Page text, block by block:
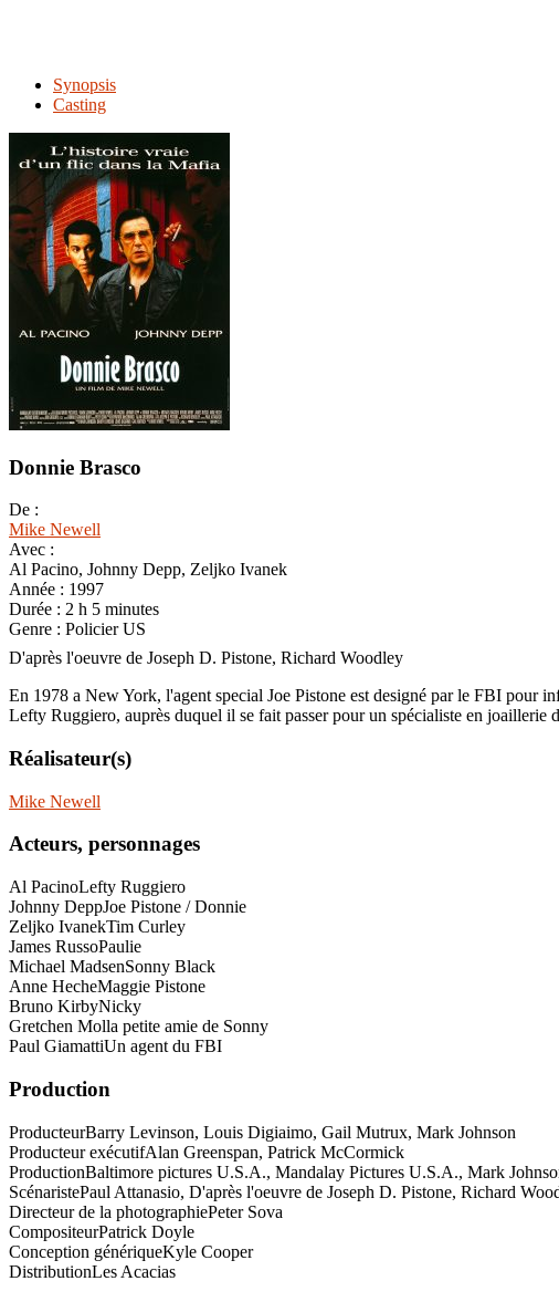
Synopsis
Casting
Donnie Brasco
De :
Mike Newell
Avec :
Al Pacino, Johnny Depp, Zeljko Ivanek
Année : 1997
Durée : 2 h 5 minutes
Genre : Policier US
D'après l'oeuvre de Joseph D. Pistone, Richard Woodley
En 1978 a New York, l'agent special Joe Pistone est designé par le FBI pour
Lefty Ruggiero, auprès duquel il se fait passer pour un spécialiste en
Réalisateur(s)
Mike Newell
Acteurs, personnages
Al PacinoLefty Ruggiero
Johnny DeppJoe Pistone / Donnie
Zeljko IvanekTim Curley
James RussoPaulie
Michael MadsenSonny Black
Anne HecheMaggie Pistone
Bruno KirbyNicky
Gretchen Molla petite amie de Sonny
Paul GiamattiUn agent du FBI
Production
ProducteurBarry Levinson, Louis Digiaimo, Gail Mutrux, Mark Johnson
Producteur exécutifAlan Greenspan, Patrick McCormick
ProductionBaltimore pictures U.S.A., Mandalay Pictures U.S.A., Mark
ScénaristePaul Attanasio, D'après l'oeuvre de Joseph D. Pistone, Richard
Directeur de la photographiePeter Sova
CompositeurPatrick Doyle
Conception génériqueKyle Cooper
DistributionLes Acacias